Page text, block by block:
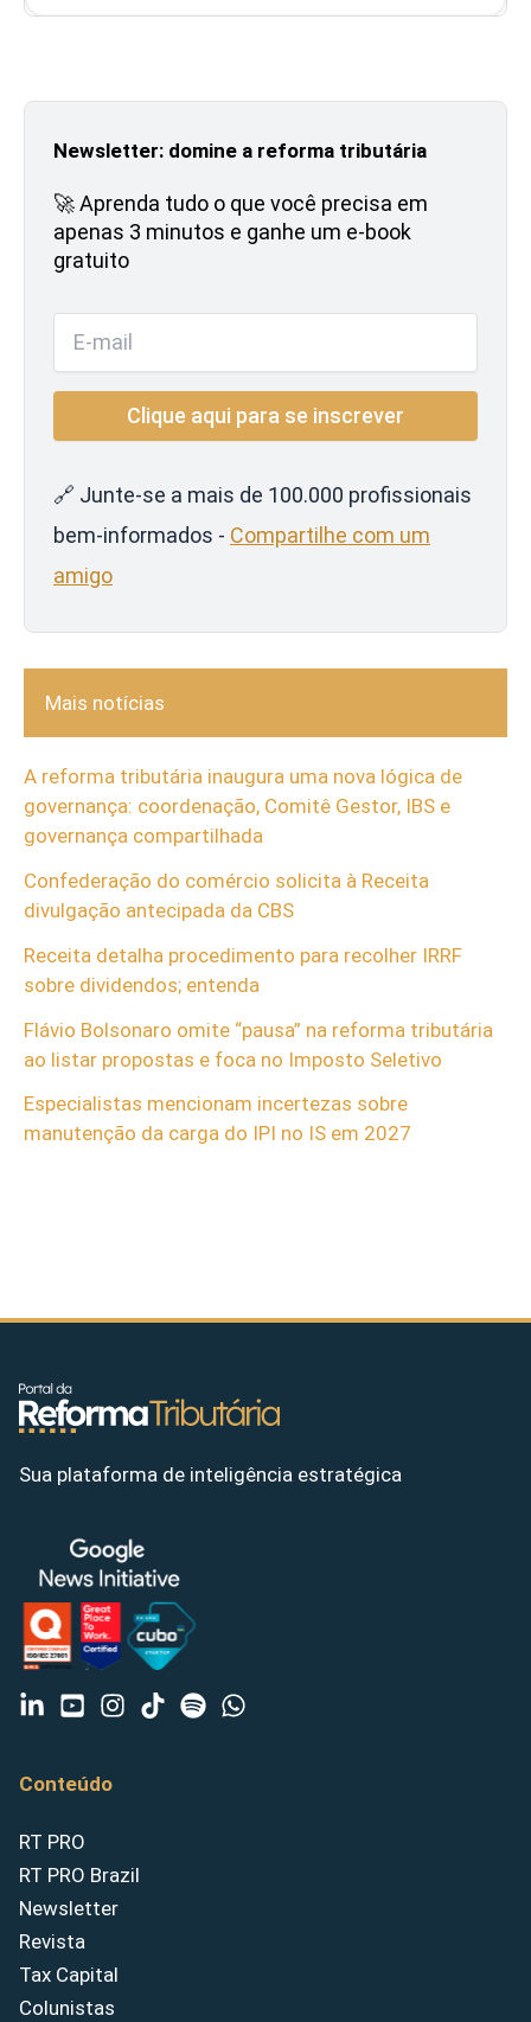
Newsletter: domine a reforma tributária
🚀 Aprenda tudo o que você precisa em
apenas 3 minutos e ganhe um e-book
gratuito
🔗 Junte-se a mais de 100.000 profissionais
bem-informados - Compartilhe com um
amigo
Mais notícias
A reforma tributária inaugura uma nova lógica de
governança: coordenação, Comitê Gestor, IBS e
governança compartilhada
Confederação do comércio solicita à Receita
divulgação antecipada da CBS
Receita detalha procedimento para recolher IRRF
sobre dividendos; entenda
Flávio Bolsonaro omite “pausa” na reforma tributária
ao listar propostas e foca no Imposto Seletivo
Especialistas mencionam incertezas sobre
manutenção da carga do IPI no IS em 2027
Sua plataforma de inteligência estratégica
Conteúdo
RT PRO
RT PRO Brazil
Newsletter
Revista
Tax Capital
Colunistas